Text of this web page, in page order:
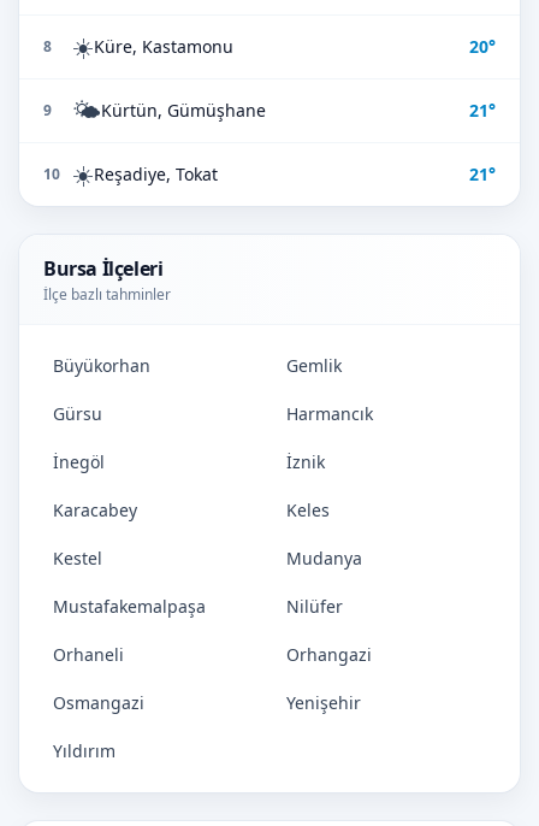
8 ☀️Küre, Kastamonu 20°
9 🌤️Kürtün, Gümüşhane 21°
10 ☀️Reşadiye, Tokat 21°
Bursa İlçeleri
İlçe bazlı tahminler
Büyükorhan Gemlik
Gürsu Harmancık
İnegöl İznik
Karacabey Keles
Kestel Mudanya
Mustafakemalpaşa Nilüfer
Orhaneli Orhangazi
Osmangazi Yenişehir
Yıldırım